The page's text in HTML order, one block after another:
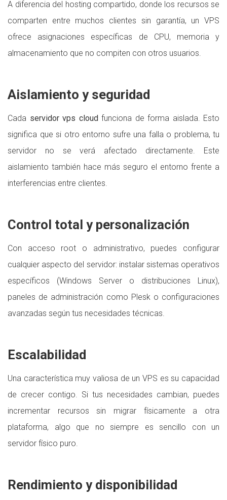
A diferencia del hosting compartido, donde los recursos se
comparten entre muchos clientes sin garantía, un VPS
ofrece asignaciones específicas de CPU, memoria y
almacenamiento que no compiten con otros usuarios.
Aislamiento y seguridad
Cada servidor vps cloud funciona de forma aislada. Esto
significa que si otro entorno sufre una falla o problema, tu
servidor no se verá afectado directamente. Este
aislamiento también hace más seguro el entorno frente a
interferencias entre clientes.
Control total y personalización
Con acceso root o administrativo, puedes configurar
cualquier aspecto del servidor: instalar sistemas operativos
específicos (Windows Server o distribuciones Linux),
paneles de administración como Plesk o configuraciones
avanzadas según tus necesidades técnicas.
Escalabilidad
Una característica muy valiosa de un VPS es su capacidad
de crecer contigo. Si tus necesidades cambian, puedes
incrementar recursos sin migrar físicamente a otra
plataforma, algo que no siempre es sencillo con un
servidor físico puro.
Rendimiento y disponibilidad